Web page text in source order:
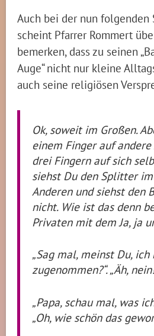
Auch bei der nun
scheint Pfarrer Rommert
bemerken, dass zu seinen
Auge“ nicht nur kleine
auch seine religiösen
Ok, soweit im Großen.
einem Finger auf
drei Fingern auf sich
siehst Du den Splitter im
Anderen und siehst den
nicht. Wie ist das denn
Privaten mit dem Ja, ja
„Sag mal, meinst Du, ich
zugenommen?“. „Äh,
„Papa, schau mal, was
„Oh, wie schön das